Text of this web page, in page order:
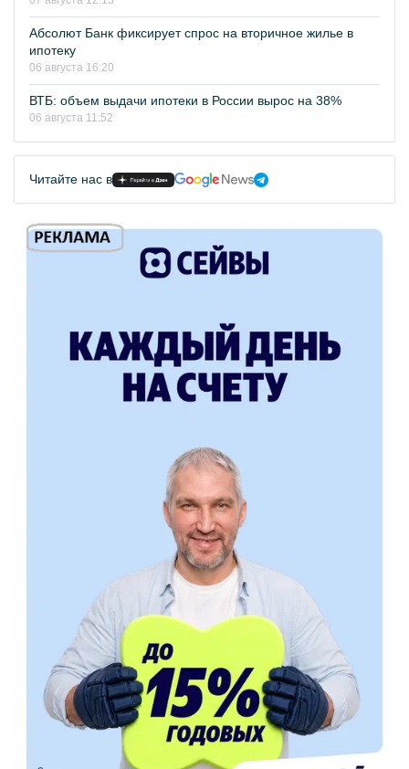
Абсолют Банк фиксирует спрос на вторичное жилье в
ипотеку
06 августа 16:20
ВТБ: объем выдачи ипотеки в России вырос на 38%
06 августа 11:52
Читайте нас в